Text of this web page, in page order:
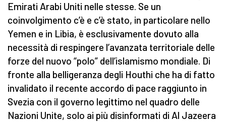
Emirati Arabi Uniti nelle stesse. Se un
coinvolgimento c’è e c’è stato, in particolare nello
Yemen e in Libia, è esclusivamente dovuto alla
necessità di respingere l’avanzata territoriale delle
forze del nuovo “polo” dell’islamismo mondiale. Di
fronte alla belligeranza degli Houthi che ha di fatto
invalidato il recente accordo di pace raggiunto in
Svezia con il governo legittimo nel quadro delle
Nazioni Unite, solo ai più disinformati di Al Jazeera